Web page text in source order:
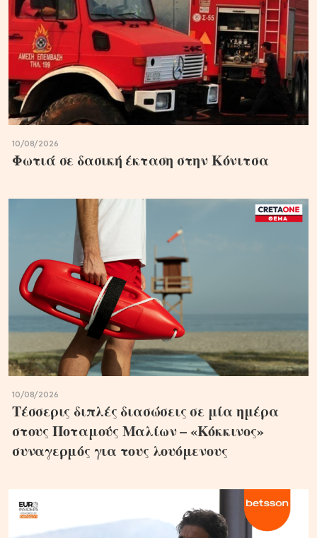
10/08/2026
Φωτιά σε δασική έκταση στην Κόνιτσα
10/08/2026
Τέσσερις διπλές διασώσεις σε μία ημέρα
στους Ποταμούς Μαλίων – «Κόκκινος»
συναγερμός για τους λουόμενους